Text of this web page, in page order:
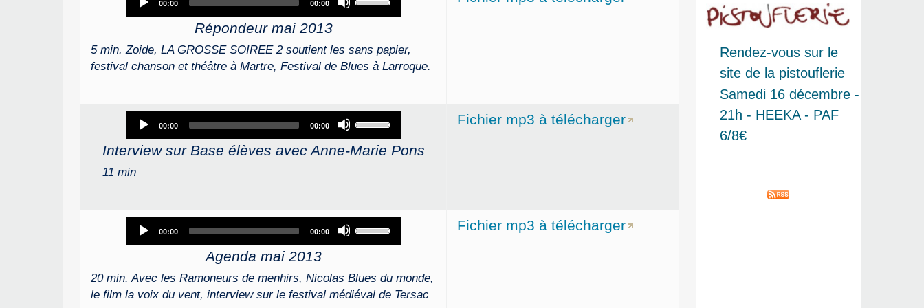
Player
00:00 00:00
Up/Down
keys
to
decrease
volume.
Répondeur mai 2013
5 min. Zoide, LA GROSSE SOIREE 2 soutient les sans papier,
festival chanson et théâtre à Martre, Festival de Blues à Larroque.
Audio
Player
00:00 00:00
Use
Up/Down
Arrow
or
decrease
Interview sur Base élèves avec Anne-Marie Pons
11 min
Fichier mp3 à télécharger
Audio
Player
00:00 00:00
Use
Up/Down
keys
to
Agenda mai 2013
20 min. Avec les Ramoneurs de menhirs, Nicolas Blues du monde,
le film la voix du vent, interview sur le festival médiéval de Tersac
Fichier mp3 à télécharger
Rendez-vous sur le
site de la pistouflerie
Samedi 16 décembre -
21h - HEEKA - PAF
6/8€